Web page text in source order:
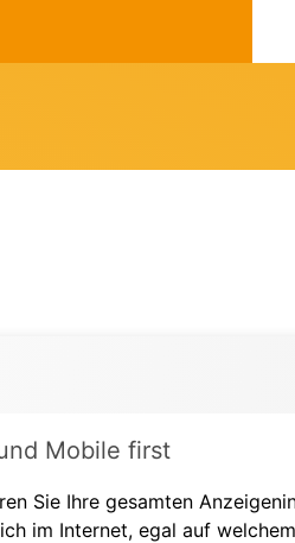
Mobile first
Sie Ihre gesamten
im Internet, egal auf welchem